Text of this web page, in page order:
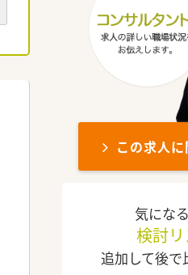
この求人
気にな
検討リ
追加して後で